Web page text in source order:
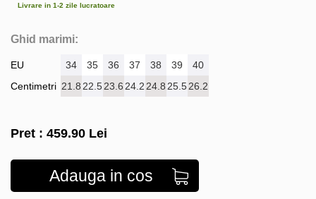
Livrare in 1-2 zile lucratoare
Ghid marimi:
EU
Centimetri
34 35 36 37 38 39
40
21.8 22.523.6 24.2 24.8 25.526.2
Pret : 459.90 Lei
Adauga in cos